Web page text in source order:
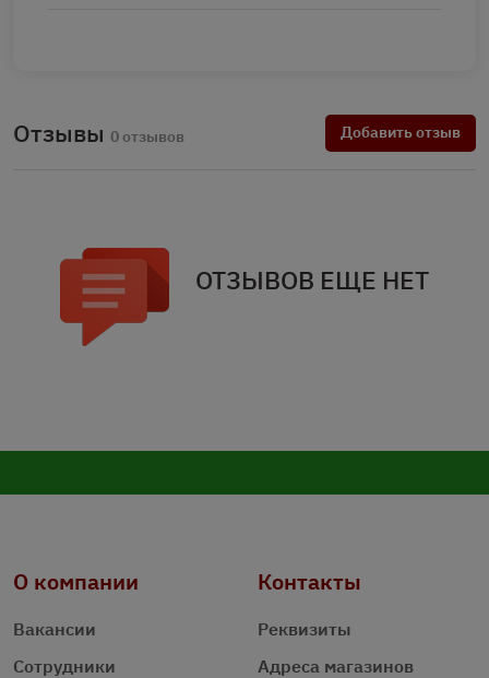
Отзывы 0 отзывов Добавить отзыв
ОТЗЫВОВ ЕЩЕ НЕТ
О компании
Вакансии
Сотрудники
Контакты
Реквизиты
Адреса магазинов